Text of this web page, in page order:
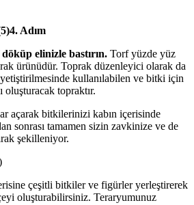
4. Adım
elinizle bastırın. Torf yüzde yüz
ürünüdür. Toprak düzenleyici olarak da
kullanılabilen ve bitki için
oluşturacak topraktır.
açarak bitkilerinizi kabın içerisinde
sonrası tamamen sizin zavkinize ve de
şekilleniyor.
çeşitli bitkiler ve figürler yerleştirerek
oluşturabilirsiniz. Teraryumunuz